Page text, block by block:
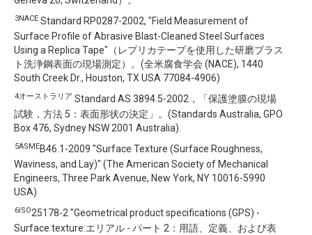
3NACE Standard RP0287-2002, "Field Measurement of
Surface Profile of Abrasive Blast-Cleaned Steel Surfaces
Using a Replica Tape"（レプリカテープを使用した研磨ブラス
ト洗浄鋼表面の現場測定）。(全米腐食学会 (NACE), 1440
South Creek Dr., Houston, TX USA 77084-4906)
4オーストラリア Standard AS 3894.5-2002，「保護塗膜の現場
試験，方法 5：表面形状の決定」。(Standards Australia, GPO
Box 476, Sydney NSW 2001 Australia).
5ASMEB46.1-2009 "Surface Texture (Surface Roughness,
Waviness, and Lay)" (The American Society of Mechanical
Engineers, Three Park Avenue, New York, NY 10016-5990
USA)
6ISO25178-2 "Geometrical product specifications (GPS) -
Surface texture:エリアル - パート 2：用語、定義、および表